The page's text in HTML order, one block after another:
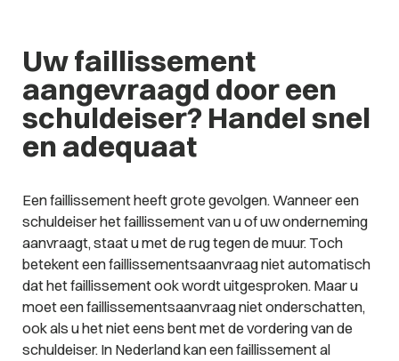
Uw faillissement
aangevraagd door een
schuldeiser? Handel snel
en adequaat
Een faillissement heeft grote gevolgen. Wanneer een
schuldeiser het faillissement van u of uw onderneming
aanvraagt, staat u met de rug tegen de muur. Toch
betekent een faillissementsaanvraag niet automatisch
dat het faillissement ook wordt uitgesproken. Maar u
moet een faillissementsaanvraag niet onderschatten,
ook als u het niet eens bent met de vordering van de
schuldeiser. In Nederland kan een faillissement al